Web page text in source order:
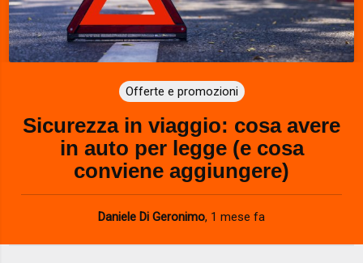
Offerte e promozioni
Sicurezza in viaggio: cosa avere
in auto per legge (e cosa
conviene aggiungere)
Daniele Di Geronimo, 1 mese fa